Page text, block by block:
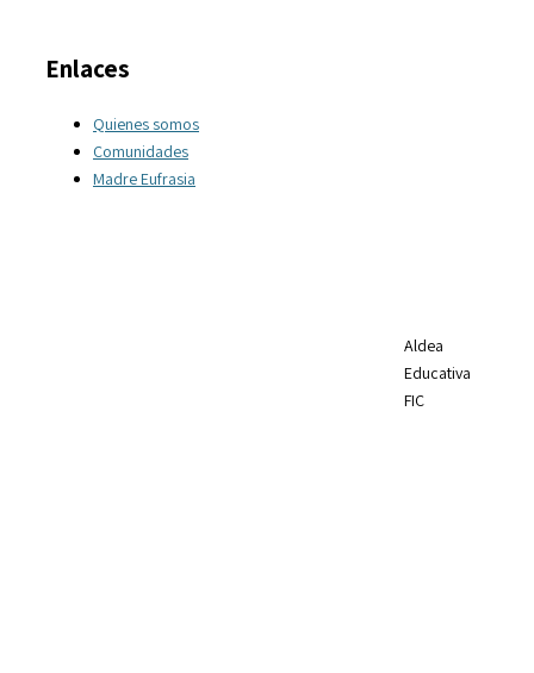
Enlaces
Quienes somos
Comunidades
Madre Eufrasia
Aldea
Educativa
FIC